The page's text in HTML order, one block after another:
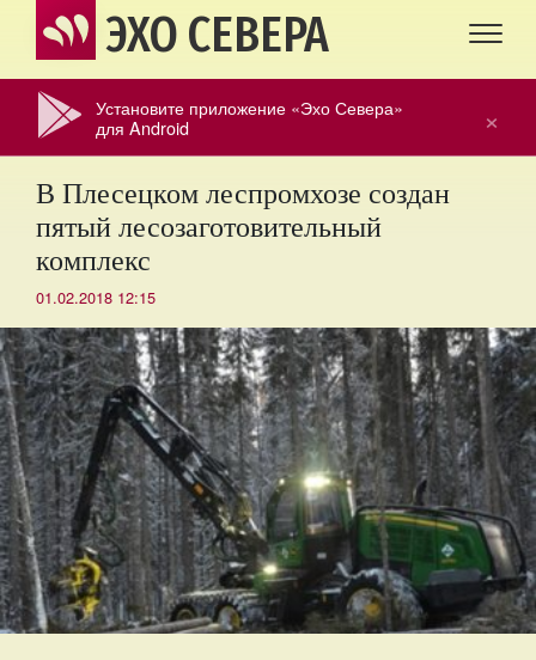
ЭХО СЕВЕРА
×
Установите приложение «Эхо Севера»
для Android
В Плесецком леспромхозе создан
пятый лесозаготовительный
комплекс
01.02.2018 12:15